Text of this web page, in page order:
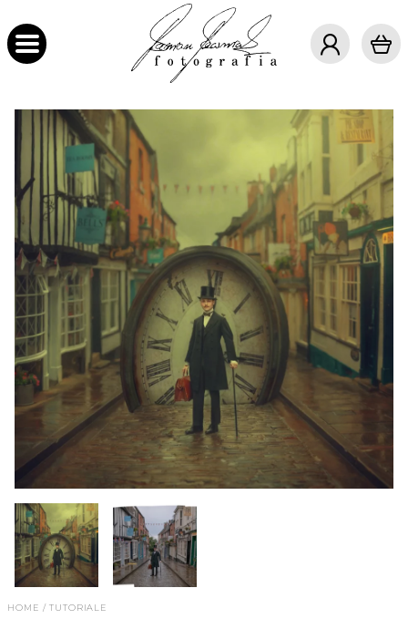
HOME / TUTORIALE